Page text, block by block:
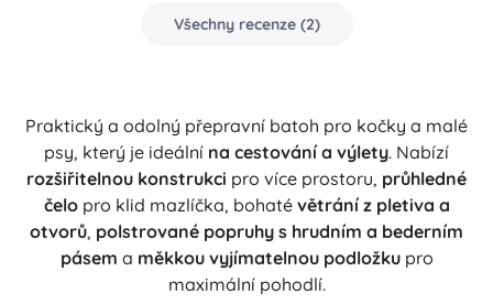
Všechny recenze(2)
Praktický a odolný přepravní batoh pro kočky a malé
psy, který je ideální na cestování a výlety. Nabízí
rozšiřitelnou konstrukci pro více prostoru, průhledné
čelopro klid mazlíčka, bohaté větrání z pletiva a
otvorů, polstrované popruhy s hrudním a bederním
pásem a měkkou vyjímatelnou podložkupro
maximální pohodlí.